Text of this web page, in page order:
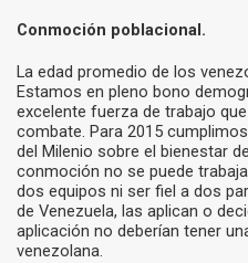
Conmoción poblacional.
La edad promedio de los
Estamos en pleno bono
excelente fuerza de trabajo
combate. Para 2015
del Milenio sobre el bienestar
conmoción no se puede
dos equipos ni ser fiel a dos
de Venezuela, las aplican o
aplicación no deberían tener
venezolana.